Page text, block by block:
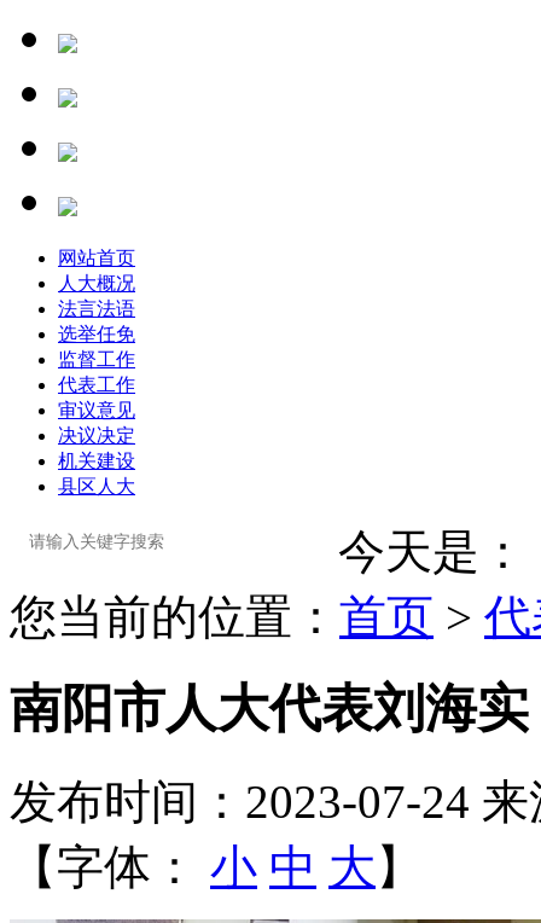
网站首页
人大概况
法言法语
选举任免
监督工作
代表工作
审议意见
决议决定
机关建设
县区人大
今天是：
您当前的位置： 首页 >
南阳市人大代表刘海
发布时间：2023-07-24 来
【字体： 小 中 大 】